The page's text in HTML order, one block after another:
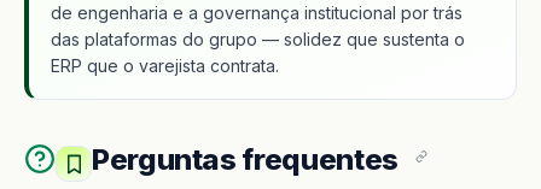
de engenharia e a governança institucional por trás
das plataformas do grupo — solidez que sustenta o
ERP que o varejista contrata.
Perguntas frequentes